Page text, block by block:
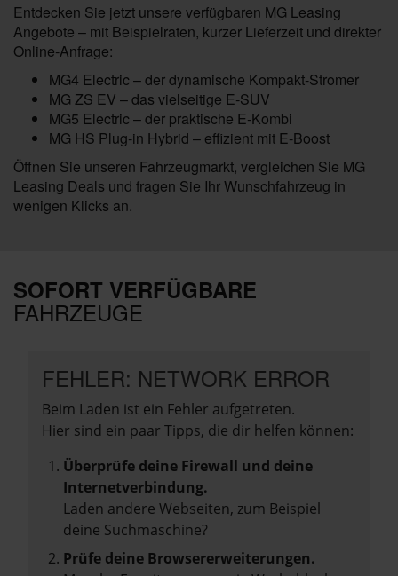
Entdecken Sie jetzt unsere verfügbaren MG Leasing
Angebote – mit Beispielraten, kurzer Lieferzeit und direkter
Online‑Anfrage:
MG4 Electric – der dynamische Kompakt‑Stromer
MG ZS EV – das vielseitige E‑SUV
MG5 Electric – der praktische E‑Kombi
MG HS Plug‑in Hybrid – effizient mit E‑Boost
Öffnen Sie unseren Fahrzeugmarkt, vergleichen Sie MG
Leasing Deals und fragen Sie Ihr Wunschfahrzeug in
wenigen Klicks an.
SOFORT VERFÜGBARE
FAHRZEUGE
FEHLER: NETWORK ERROR
Beim Laden ist ein Fehler aufgetreten.
Hier sind ein paar Tipps, die dir helfen können:
Überprüfe deine Firewall und deine
Internetverbindung.
Laden andere Webseiten, zum Beispiel
deine Suchmaschine?
Prüfe deine Browsererweiterungen.